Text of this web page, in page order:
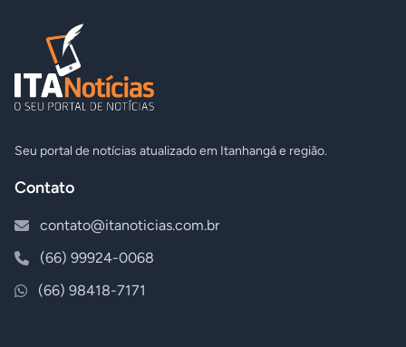
Seu portal de notícias atualizado em Itanhangá e região.
Contato
contato@itanoticias.com.br
(66) 99924-0068
(66) 98418-7171